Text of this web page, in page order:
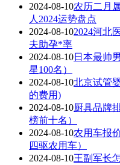
2024-08-10农历二月
人2024运势盘点
2024-08-102024河北
夫助孕*率
2024-08-10日本最帅
星100名）
2024-08-10北京试管
的费用)
2024-08-10厨具品牌
榜前十名）
2024-08-10农用车报
四驱农用车）
2024-08-10王副军长